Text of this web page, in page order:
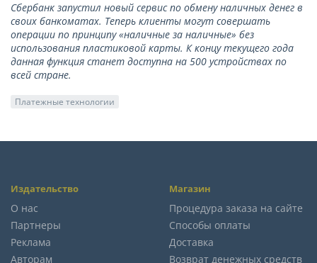
Сбербанк запустил новый сервис по обмену наличных денег в
своих банкоматах. Теперь клиенты могут совершать
операции по принципу «наличные за наличные» без
использования пластиковой карты. К концу текущего года
данная функция станет доступна на 500 устройствах по
всей стране.
Платежные технологии
Издательство
О нас
Партнеры
Реклама
Авторам
Магазин
Процедура заказа на сайте
Способы оплаты
Доставка
Возврат денежных средств